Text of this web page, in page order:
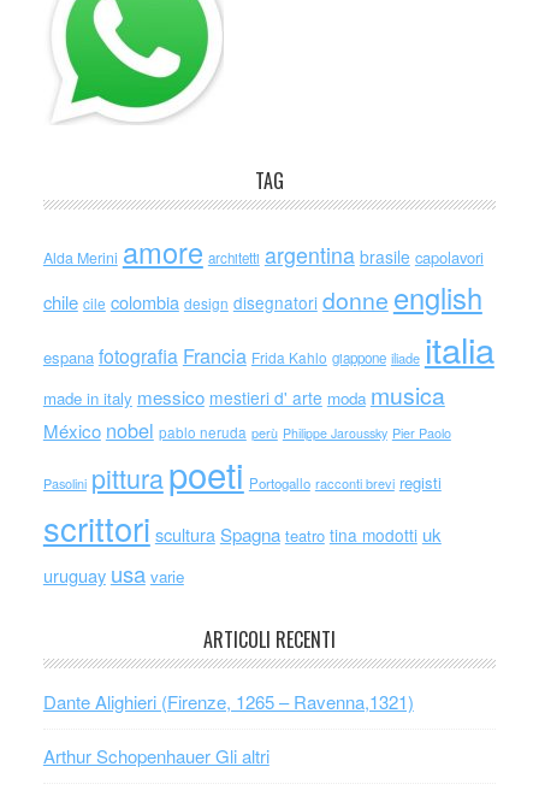
TAG
Alda Merini amore architetti argentina brasile capolavori
chile cile colombia design disegnatori donne english
espana fotografia Francia Frida Kahlo giappone iliade italia
made in italy messico mestieri d' arte moda musica
México nobel pablo neruda perù Philippe Jaroussky Pier Paolo
Pasolini pitturapoeti Portogallo racconti brevi registi
scrittori scultura Spagna teatro tina modotti uk
uruguay usa varie
ARTICOLI RECENTI
Dante Alighieri (Firenze, 1265 – Ravenna,1321)
Arthur Schopenhauer Gli altri